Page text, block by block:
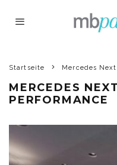
Startseite Mercedes
MERCEDES
PERFORMANCE